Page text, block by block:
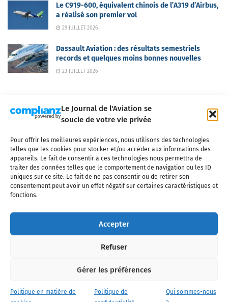
Le Journal de l'Aviation se
soucie de votre vie privée
Pour offrir les meilleures expériences, nous utilisons des technologies
telles que les cookies pour stocker et/ou accéder aux informations des
appareils. Le fait de consentir à ces technologies nous permettra de
traiter des données telles que le comportement de navigation ou les ID
uniques sur ce site. Le fait de ne pas consentir ou de retirer son
consentement peut avoir un effet négatif sur certaines caractéristiques et
fonctions.
Accepter
Refuser
Gérer les préférences
Politique en matière de
Politique de
Qui sommes-nous
Le C919-600, équivalent chinois de l’A319 d’Airbus,
a réalisé son premier vol
29 JUILLET 2026
Dassault Aviation : des résultats semestriels
records et quelques moins bonnes nouvelles
23 JUILLET 2026
Qui sommes-nous ? Nous contacter
Partenaires
Mentions légales
CGV Politique de confidentialité Cookies
l'industrie aéronautique, l'aviation commerciale, l'aviation d'affaires, les
services MRO et après-vente, le financement et la location d'aéronefs
civils, l'aéronautique de défense et l'industrie spatiale. Toute reproduction,
interdite sans autorisation écrite spécifique du Journal de l’Aviation.